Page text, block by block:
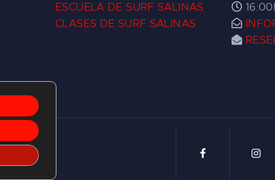
ESCUELA DE SURF SALINAS
CLASES DE SURF SALINAS